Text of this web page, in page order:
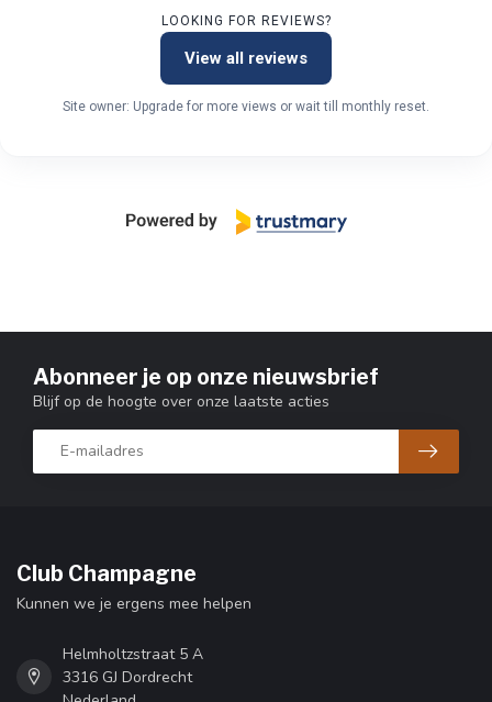
LOOKING FOR REVIEWS?
View all reviews
Site owner: Upgrade for more views or wait till monthly reset.
Abonneer je op onze nieuwsbrief
Blijf op de hoogte over onze laatste acties
Club Champagne
Kunnen we je ergens mee helpen
Helmholtzstraat 5 A
3316 GJ Dordrecht